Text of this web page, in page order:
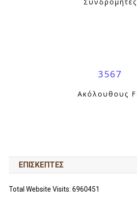
3567
Ακόλουθους
ΕΠΙΣΚΕΠΤΕΣ
Total Website Visits: 6960451